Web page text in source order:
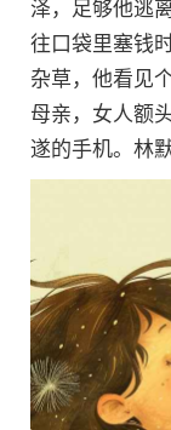
泽，足够他逃
往口袋里塞钱
杂草，他看见
母亲，女人额
遂的手机。林